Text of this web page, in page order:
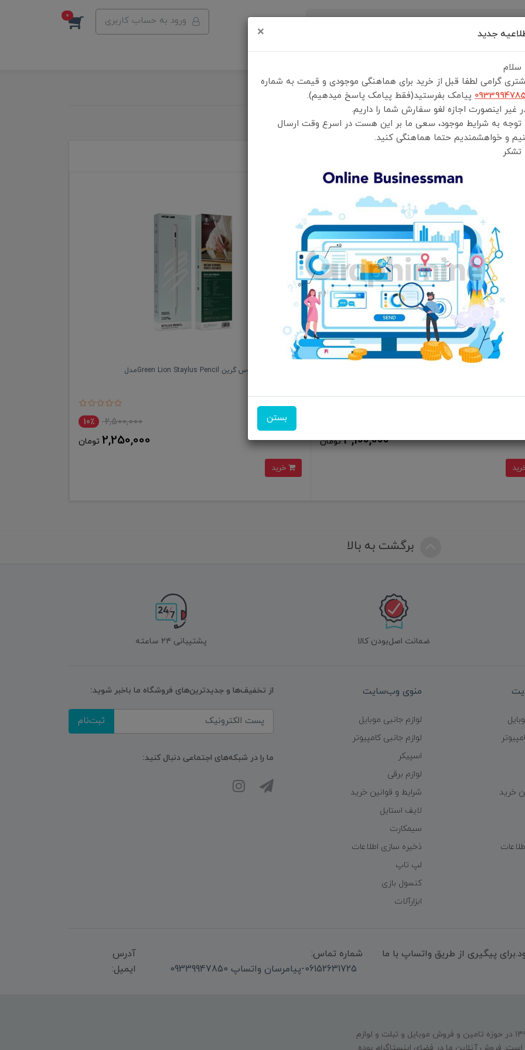
ورود به حساب کاربری 0
جانبی کامپیوتر قلم لمسی نوری
نمایش:
3,100,000تومان
قلم لمسی استایلوس گرین Green Lion Staylus Pencilمدل
2,500,000 10٪
2,250,000 تومان
خرید
برگشت به بالا
ضمانت اصل‌بودن کالا پشتیبانی ۲۴ ساعته
خرید
منوی وب‌سایت
لوازم جانبی موبایل
لوازم جانبی کامپیوتر
اسپیکر
لوازم برقی
شرایط و قوانین خرید
لایف استایل
سیمکارت
ذخیره سازی اطلاعات
لپ تاپ
کنسول بازی
ابزارآلات
از تخفیف‌ها و جدیدترین‌های فروشگاه ما باخبر شوید:
ثبت‌نام
ما را در شبکه‌های اجتماعی دنبال کنید:
پیگیری از طریق واتساپ با ما
شماره تماس:
06152631725-پیامرسان واتساپ 09339947850
آدرس
ایمیل:
جدید ×
سلام
گرامی لطفا قبل از خرید برای هماهنگی موجودی و قیمت به شماره
پیامک بفرستید(فقط پیامک پاسخ میدهیم).
غیر اینصورت اجازه لغو سفارش شما را داریم.
توجه به شرایط موجود، سعی ما بر این هست در اسرع وقت ارسال
و خواهشمندیم حتما هماهنگی کنید.
تشکر
بستن
فروشگاه عصر دیجیتال فعالیت فیزیکی خود را از سال ۱۳۹۴ در حوزه تامین و‌ فروش موبایل و تبلت و لوازم
فروش آنلاین ما در فضای اینستاگرام بوده